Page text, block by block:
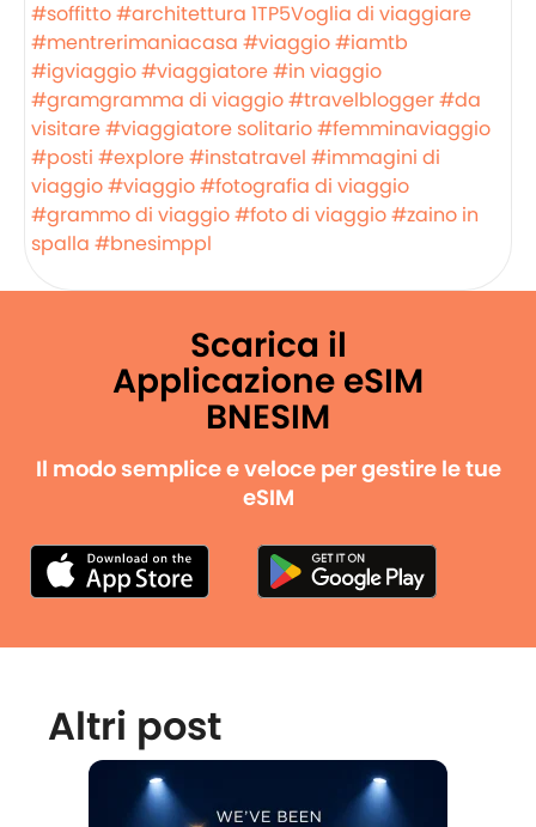
#soffitto#architettura 1TP5Voglia di viaggiare
#mentrerimaniacasa #viaggio#iamtb
#igviaggio#viaggiatore#in viaggio
#gramgramma di viaggio#travelblogger#da
visitare#viaggiatore solitario#femminaviaggio
#posti #explore#instatravel #immagini di
viaggio#viaggio#fotografia di viaggio
#grammo di viaggio#foto di viaggio#zaino in
spalla #bnesimppl
Scarica il
Applicazione eSIM
BNESIM
Il modo semplice e veloce per gestire le tue
eSIM
Altri post